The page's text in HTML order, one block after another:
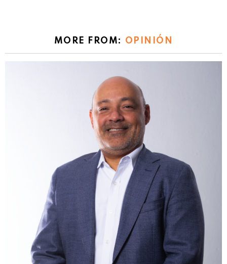
MORE FROM: OPINIÓN